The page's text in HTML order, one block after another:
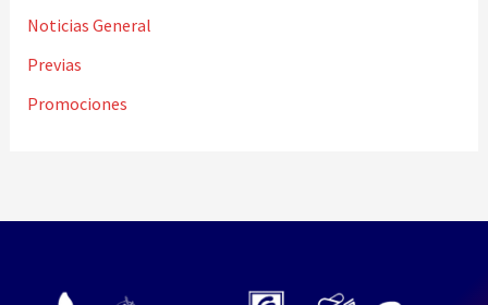
Noticias General
Previas
Promociones